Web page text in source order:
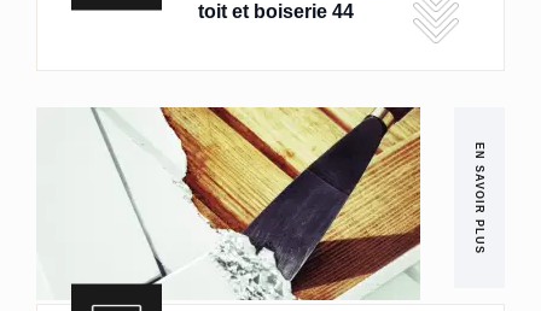
toit et boiserie 44
EN SAVOIR PLUS